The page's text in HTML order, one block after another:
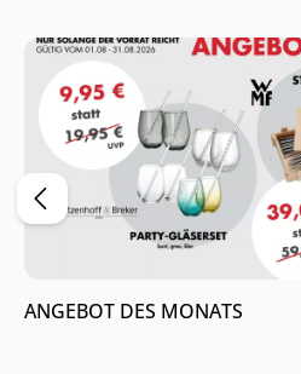
ANGEBOT DES MONATS